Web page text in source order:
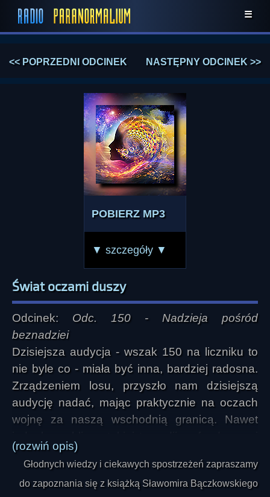
☰
<< POPRZEDNI ODCINEK NASTĘPNY ODCINEK >>
POBIERZ MP3
▼ szczegóły ▼
Świat oczami duszy
Odcinek: Odc. 150 - Nadzieja pośród
beznadziei
Dzisiejsza audycja - wszak 150 na liczniku to
nie byle co - miała być inna, bardziej radosna.
Zrządzeniem losu, przyszło nam dzisiejszą
audycję nadać, mając praktycznie na oczach
wojnę za naszą wschodnią granicą. Nawet
niewinnym ludziom przez dwóch psychopatów,
da się dostrzec pewne pozytywy. Jest to też
moment, w którym przyszło nam zadać sobie
(rozwiń opis)
Głodnych wiedzy i ciekawych spostrzeżeń zapraszamy
do zapoznania się z książką Sławomira Bączkowskiego